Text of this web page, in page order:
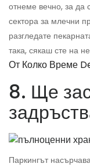
отнеме вечно, за да
сектора за млечни
разгледате
така, сякаш сте на
От Колко Време
8. Ще
Паркингът